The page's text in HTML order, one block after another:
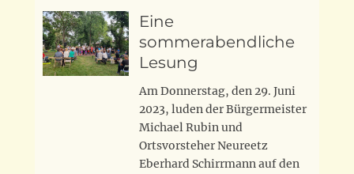
Eine
sommerabendliche
Lesung
Am Donnerstag, den 29. Juni
2023, luden der Bürgermeister
Michael Rubin und
Ortsvorsteher Neureetz
Eberhard Schirrmann auf den